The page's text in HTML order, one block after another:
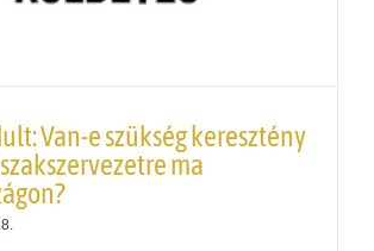
Van-e szükség keresztény
ma